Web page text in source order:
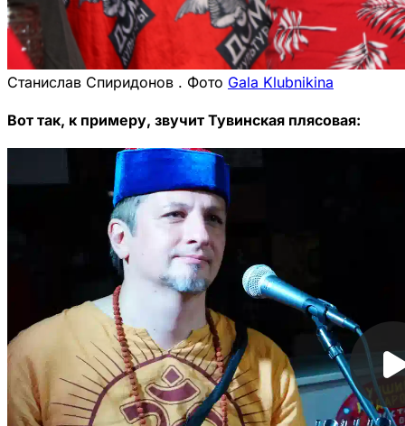
Станислав Спиридонов . Фото Gala Klubnikina
Вот так, к примеру, звучит Тувинская плясовая: